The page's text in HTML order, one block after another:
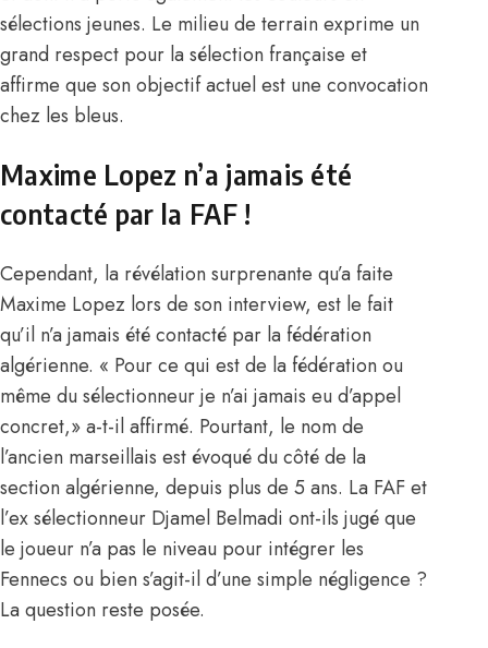
sélections jeunes. Le milieu de terrain exprime un
grand respect pour la sélection française et
affirme que son objectif actuel est une convocation
chez les bleus.
Maxime Lopez n’a jamais été
contacté par la FAF !
Cependant, la révélation surprenante qu’a faite
Maxime Lopez lors de son interview, est le fait
qu’il n’a jamais été contacté par la fédération
algérienne. « Pour ce qui est de la fédération ou
même du sélectionneur je n’ai jamais eu d’appel
concret,» a-t-il affirmé. Pourtant, le nom de
l’ancien marseillais est évoqué du côté de la
section algérienne, depuis plus de 5 ans. La FAF et
l’ex sélectionneur Djamel Belmadi ont-ils jugé que
le joueur n’a pas le niveau pour intégrer les
Fennecs ou bien s’agit-il d’une simple négligence ?
La question reste posée.